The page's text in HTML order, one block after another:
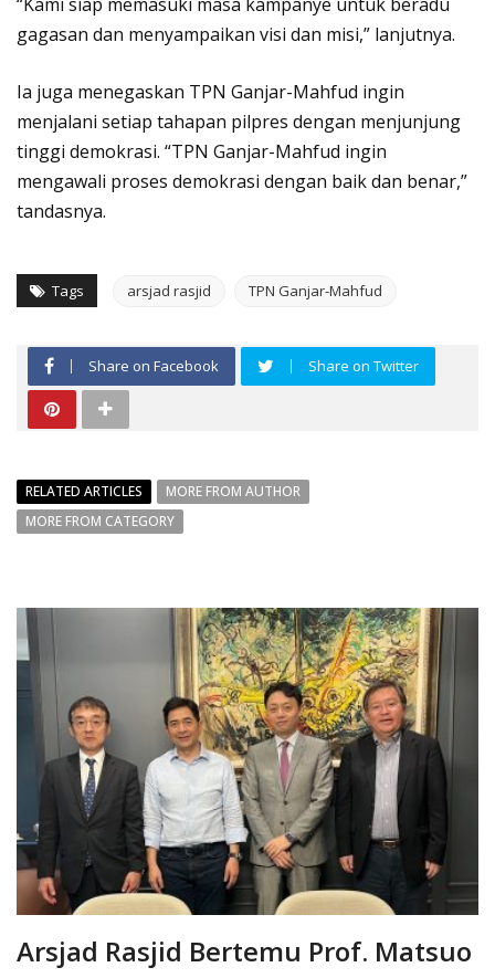
gagasan dan menyampaikan visi dan misi,” lanjutnya.
Ia juga menegaskan TPN Ganjar-Mahfud ingin
menjalani setiap tahapan pilpres dengan menjunjung
tinggi demokrasi. “TPN Ganjar-Mahfud ingin
mengawali proses demokrasi dengan baik dan benar,”
tandasnya.
Tags arsjad rasjid TPN Ganjar-Mahfud
Share on Facebook Share on Twitter
RELATED ARTICLES
MORE FROM AUTHOR
MORE FROM CATEGORY
Arsjad Rasjid Bertemu Prof. Matsuo